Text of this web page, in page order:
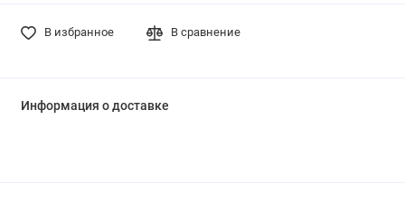
В избранное В сравнение
Информация о доставке